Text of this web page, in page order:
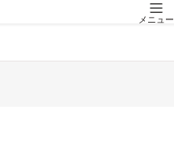
メニュー